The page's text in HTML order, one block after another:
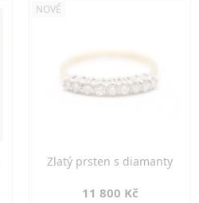
NOVÉ
Zlatý prsten s diamanty
11 800 Kč